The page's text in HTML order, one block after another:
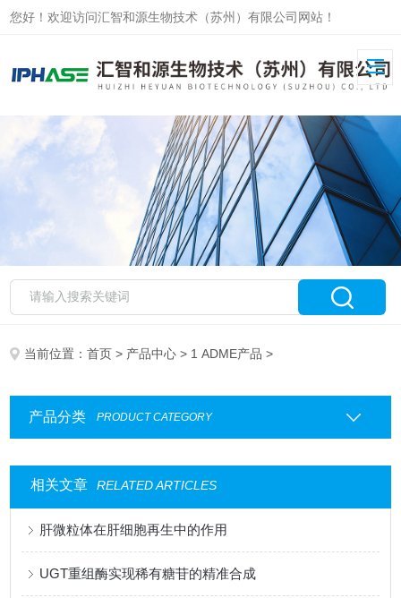
您好！欢迎访问汇智和源生物技术（苏州）有限公司网站！
当前位置：首页 > 产品中心 > 1 ADME产品 >
产品分类 PRODUCT CATEGORY
相关文章 RELATED ARTICLES
肝微粒体在肝细胞再生中的作用
UGT重组酶实现稀有糖苷的精准合成